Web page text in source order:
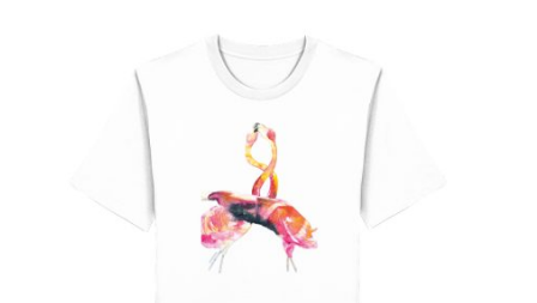
Varianten
Die
können
auf
der
Produktseite
gewählt
werden